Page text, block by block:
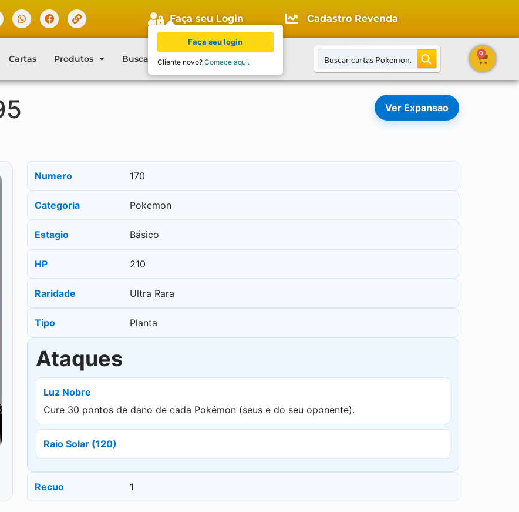
Faça seu Login Cadastro Revenda
Cartas Produtos Buscar Cartas Blog Contato
0
Ver Expansao
Numero 170
Categoria Pokemon
Estagio Básico
HP 210
Raridade Ultra Rara
Tipo Planta
Ataques
Luz Nobre
Cure 30 pontos de dano de cada Pokémon (seus e do seu oponente).
Raio Solar (120)
Recuo 1
Faça seu login
Cliente novo? Comece aqui.